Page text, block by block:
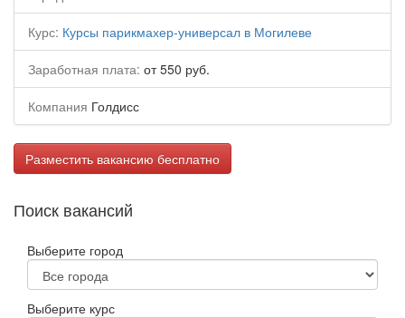
Курс: Курсы парикмахер-универсал в Могилеве
Заработная плата: от 550 руб.
Компания Голдисс
Разместить вакансию бесплатно
Поиск вакансий
Выберите город
Выберите курс